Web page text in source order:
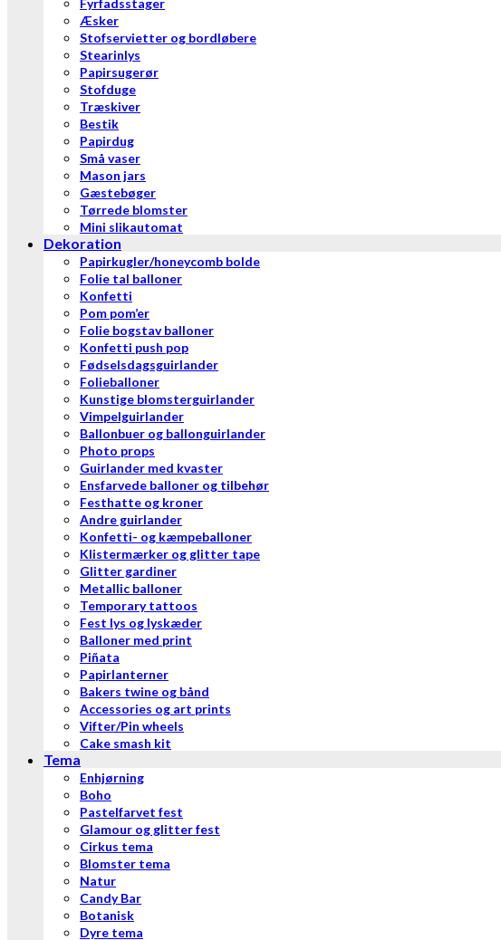
Fyrfadsstager
Æsker
Stofservietter og bordløbere
Stearinlys
Papirsugerør
Stofduge
Træskiver
Bestik
Papirdug
Små vaser
Mason jars
Gæstebøger
Tørrede blomster
Mini slikautomat
Dekoration
Papirkugler/honeycomb bolde
Folie tal balloner
Konfetti
Pom pom’er
Folie bogstav balloner
Konfetti push pop
Fødselsdagsguirlander
Folieballoner
Kunstige blomsterguirlander
Vimpelguirlander
Ballonbuer og ballonguirlander
Photo props
Guirlander med kvaster
Ensfarvede balloner og tilbehør
Festhatte og kroner
Andre guirlander
Konfetti- og kæmpeballoner
Klistermærker og glitter tape
Glitter gardiner
Metallic balloner
Temporary tattoos
Fest lys og lyskæder
Balloner med print
Piñata
Papirlanterner
Bakers twine og bånd
Accessories og art prints
Vifter/Pin wheels
Cake smash kit
Tema
Enhjørning
Boho
Pastelfarvet fest
Glamour og glitter fest
Cirkus tema
Blomster tema
Natur
Candy Bar
Botanisk
Dyre tema